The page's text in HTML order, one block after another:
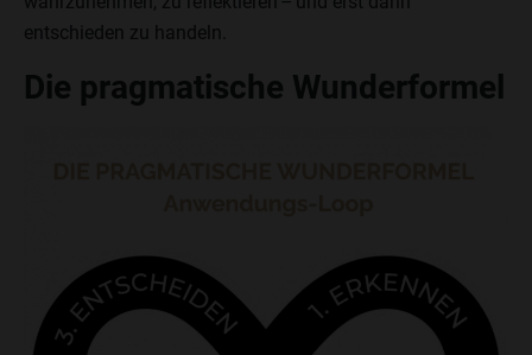
entschieden zu handeln.
Die pragmatische Wunderformel